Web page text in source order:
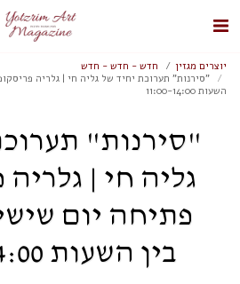
יוצרים מגזין
חדש - חדש - חדש
השעות 11:00-14:00
"סירנות"
גליה חי | גלריה
בין השעות 11:00-14:00